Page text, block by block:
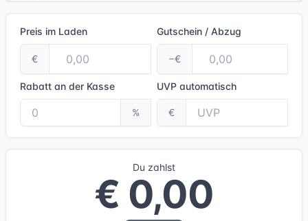
Preis im Laden
€
Gutschein / Abzug
−€
Rabatt an der Kasse
%
UVP automatisch
€
Du zahlst
€ 0,00